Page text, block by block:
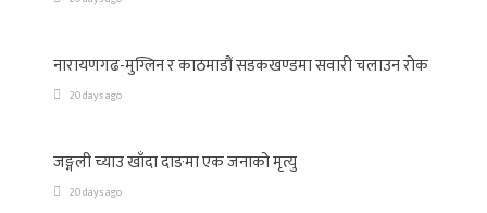
नारायणगढ-मुग्लिन र काठमाडौं सडकखण्डमा सवारी चलाउन रोक
20 days ago
जङ्गली च्याउ खाँदा दाङमा एक जनाको मृत्यु
20 days ago